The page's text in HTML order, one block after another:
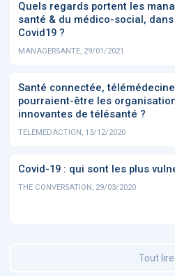
Quels regards portent les
santé & du médico-social,
Covid19 ?
MANAGERSANTE, 29/01/2021
Santé connectée,
pourraient-être les
innovantes de télésanté ?
TELEMEDACTION, 13/12/2020
Covid-19 : qui sont les plus
THE CONVERSATION, 29/03/2020
Tout lire